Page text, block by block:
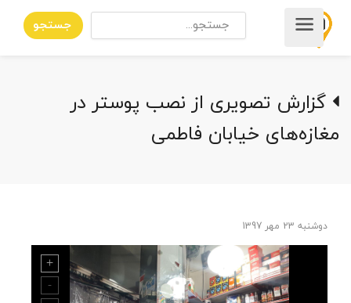
جستجو
گزارش تصویری از نصب پوستر در
مغازه‌های خیابان فاطمی
دوشنبه 23 مهر 1397